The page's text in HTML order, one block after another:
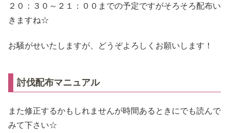
２０：３０～２１：００までの予定ですがそろそろ配布い
きますね☆
お騒がせいたしますが、どうぞよろしくお願いします！
討伐配布マニュアル
また修正するかもしれませんが時間あるときにでも読んで
みて下さい☆